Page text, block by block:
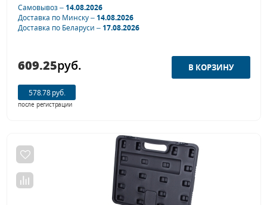
Самовывоз –14.08.2026
Доставка по Минску –14.08.2026
Доставка по Беларуси –17.08.2026
609.25руб.
578.78 руб.
после регистрации